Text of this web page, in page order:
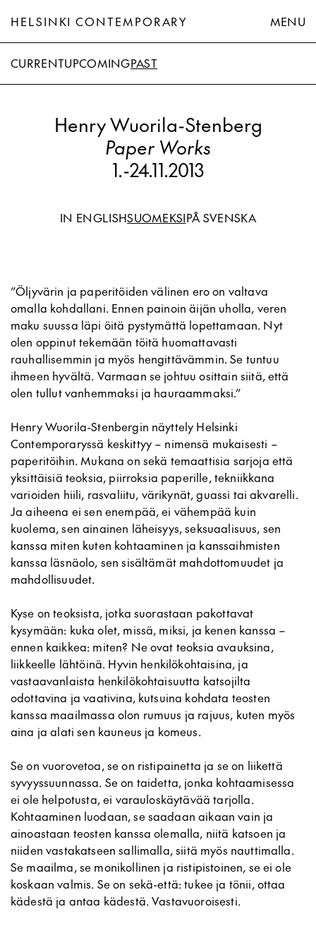
HELSINKI CONTEMPORARY MENU
CURRENTUPCOMINGPAST
Henry Wuorila-Stenberg
Paper Works
1.-24.11.2013
IN ENGLISHSUOMEKSIPÅ SVENSKA
”Öljyvärin ja paperitöiden välinen ero on valtava
omalla kohdallani. Ennen painoin äijän uholla, veren
maku suussa läpi öitä pystymättä lopettamaan. Nyt
olen oppinut tekemään töitä huomattavasti
rauhallisemmin ja myös hengittävämmin. Se tuntuu
ihmeen hyvältä. Varmaan se johtuu osittain siitä, että
olen tullut vanhemmaksi ja hauraammaksi.”
Henry Wuorila-Stenbergin näyttely Helsinki
Contemporaryssä keskittyy – nimensä mukaisesti –
paperitöihin. Mukana on sekä temaattisia sarjoja että
yksittäisiä teoksia, piirroksia paperille, tekniikkana
varioiden hiili, rasvaliitu, värikynät, guassi tai akvarelli.
Ja aiheena ei sen enempää, ei vähempää kuin
kuolema, sen ainainen läheisyys, seksuaalisuus, sen
kanssa miten kuten kohtaaminen ja kanssaihmisten
kanssa läsnäolo, sen sisältämät mahdottomuudet ja
mahdollisuudet.
Kyse on teoksista, jotka suorastaan pakottavat
kysymään: kuka olet, missä, miksi, ja kenen kanssa –
ennen kaikkea: miten? Ne ovat teoksia avauksina,
liikkeelle lähtöinä. Hyvin henkilökohtaisina, ja
vastaavanlaista henkilökohtaisuutta katsojilta
odottavina ja vaativina, kutsuina kohdata teosten
kanssa maailmassa olon rumuus ja rajuus, kuten myös
aina ja alati sen kauneus ja komeus.
Se on vuorovetoa, se on ristipainetta ja se on liikettä
syvyyssuunnassa. Se on taidetta, jonka kohtaamisessa
ei ole helpotusta, ei varauloskäytävää tarjolla.
Kohtaaminen luodaan, se saadaan aikaan vain ja
ainoastaan teosten kanssa olemalla, niitä katsoen ja
niiden vastakatseen sallimalla, siitä myös nauttimalla.
Se maailma, se monikollinen ja ristipistoinen, se ei ole
koskaan valmis. Se on sekä-että: tukee ja tönii, ottaa
kädestä ja antaa kädestä. Vastavuoroisesti.